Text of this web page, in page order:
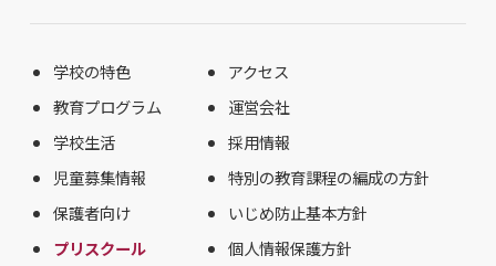
学校の特色
教育プログラム
学校生活
児童募集情報
保護者向け
プリスクール
アクセス
運営会社
採用情報
特別の教育課程の編成の方針
いじめ防止基本方針
個人情報保護方針